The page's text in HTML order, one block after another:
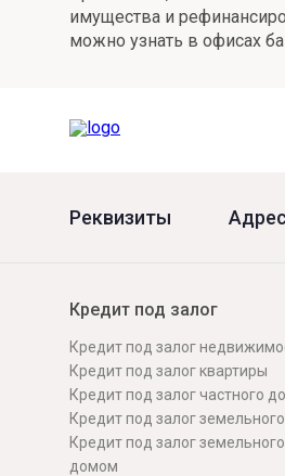
имущества и
можно узнать в офисах
Реквизиты
Кредит под залог
Кредит под залог
Кредит под залог квартиры
Кредит под залог частного
Кредит под залог
Кредит под залог
домом